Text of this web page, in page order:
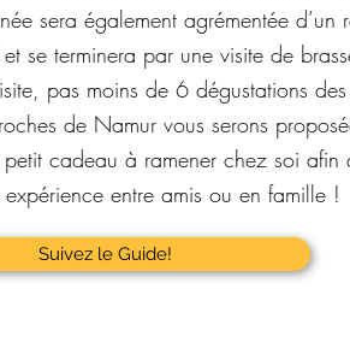
sera également agrémentée d’un
se terminera par une visite de
pas moins de 6 dégustations
de Namur vous serons
petit cadeau à ramener chez soi afin
entre amis ou en famille !
Suivez le Guide!